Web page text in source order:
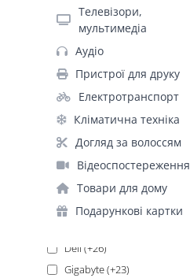
Телевізори,
мультимедіа
Аудіо
Пристрої для друку
Електротранспорт
Кліматична техніка
Догляд за волоссям
Відеоспостереження
Товари для дому
Подарункові картки
Acer (53)
Philips (+90)
Asus (+76)
iiYama (+68)
AOC (+53)
Samsung (+42)
BenQ (+40)
Lenovo (+33)
HP (+31)
Dell (+26)
Gigabyte (+23)